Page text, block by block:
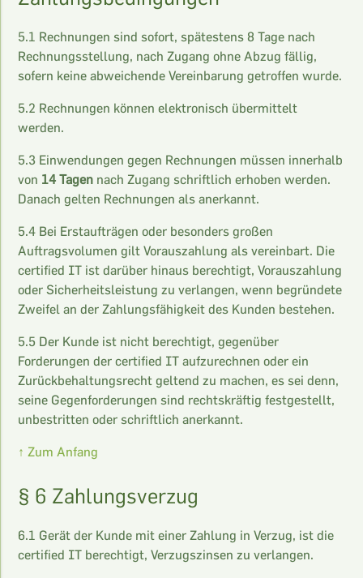
5.1 Rechnungen sind sofort, spätestens 8 Tage nach
Rechnungsstellung, nach Zugang ohne Abzug fällig,
sofern keine abweichende Vereinbarung getroffen wurde.
5.2 Rechnungen können elektronisch übermittelt
werden.
5.3 Einwendungen gegen Rechnungen müssen innerhalb
von 14 Tagen nach Zugang schriftlich erhoben werden.
Danach gelten Rechnungen als anerkannt.
5.4 Bei Erstaufträgen oder besonders großen
Auftragsvolumen gilt Vorauszahlung als vereinbart. Die
certified IT ist darüber hinaus berechtigt, Vorauszahlung
oder Sicherheitsleistung zu verlangen, wenn begründete
Zweifel an der Zahlungsfähigkeit des Kunden bestehen.
5.5 Der Kunde ist nicht berechtigt, gegenüber
Forderungen der certified IT aufzurechnen oder ein
Zurückbehaltungsrecht geltend zu machen, es sei denn,
seine Gegenforderungen sind rechtskräftig festgestellt,
unbestritten oder schriftlich anerkannt.
↑ Zum Anfang
§ 6 Zahlungsverzug
6.1 Gerät der Kunde mit einer Zahlung in Verzug, ist die
certified IT berechtigt, Verzugszinsen zu verlangen.